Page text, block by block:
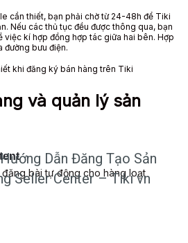
bài tự động cho hàng loạt
cần thiết, bạn phải chờ từ 24-48h để Tiki
Nếu các thủ tục đều được thông qua, bạn
việc kí hợp đồng hợp tác giữa hai bên. Hợp
đường bưu điện.
khi đăng ký bán hàng trên Tiki
và quản lý sản
Hướng Dẫn Đăng Tạo Sản
Seller Center – Tiki vn